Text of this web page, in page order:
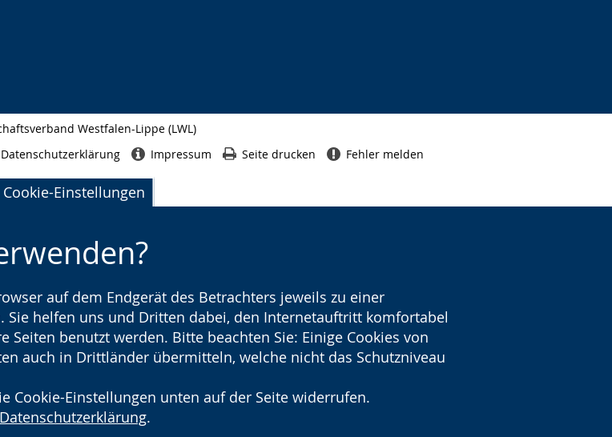
Cookie-Einstellungen
auf dem Endgerät des Betrachters jeweils zu einer
Sie helfen uns und Dritten dabei, den Internetauftritt komfortabel
Seiten benutzt werden. Bitte beachten Sie: Einige Cookies von
auch in Drittländer übermitteln, welche nicht das Schutzniveau
Cookie-Einstellungen unten auf der Seite widerrufen.
Datenschutzerklärung.
Westfalen-Lippe (LWL)
Datenschutzerklärung Impressum Seite drucken Fehler melden